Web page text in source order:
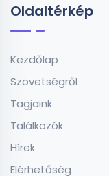
Oldaltérkép
Kezdőlap
Szövetségről
Tagjaink
Találkozók
Hírek
Elérhetőség